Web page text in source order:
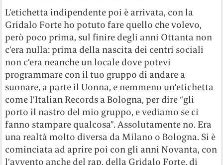
L’etichetta indipendente poi è arrivata, con la
Gridalo Forte ho potuto fare quello che volevo,
però poco prima, sul finire degli anni Ottanta non
c’era nulla: prima della nascita dei centri sociali
non c’era neanche un locale dove potevi
programmare con il tuo gruppo di andare a
suonare, a parte il Uonna, e nemmeno un’etichetta
come l’Italian Records a Bologna, per dire “gli
porto il nastro del mio gruppo, e vediamo se ci
fanno stampare qualcosa”. Assolutamente no. Era
una realtà molto diversa da Milano o Bologna. Si è
cominciata ad aprire poi con gli anni Novanta, con
l’avvento anche del rap, della Gridalo Forte, di